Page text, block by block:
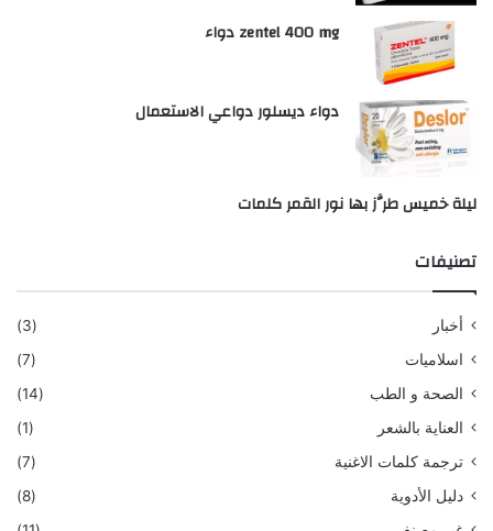
zentel 400 mg دواء
دواء ديسلور دواعي الاستعمال
ليلة خميس طرَّز بها نور القمر كلمات
تصنيفات
أخبار
(3)
اسلاميات
(7)
الصحة و الطب
(14)
العناية بالشعر
(1)
ترجمة كلمات الاغنية
(7)
دليل الأدوية
(8)